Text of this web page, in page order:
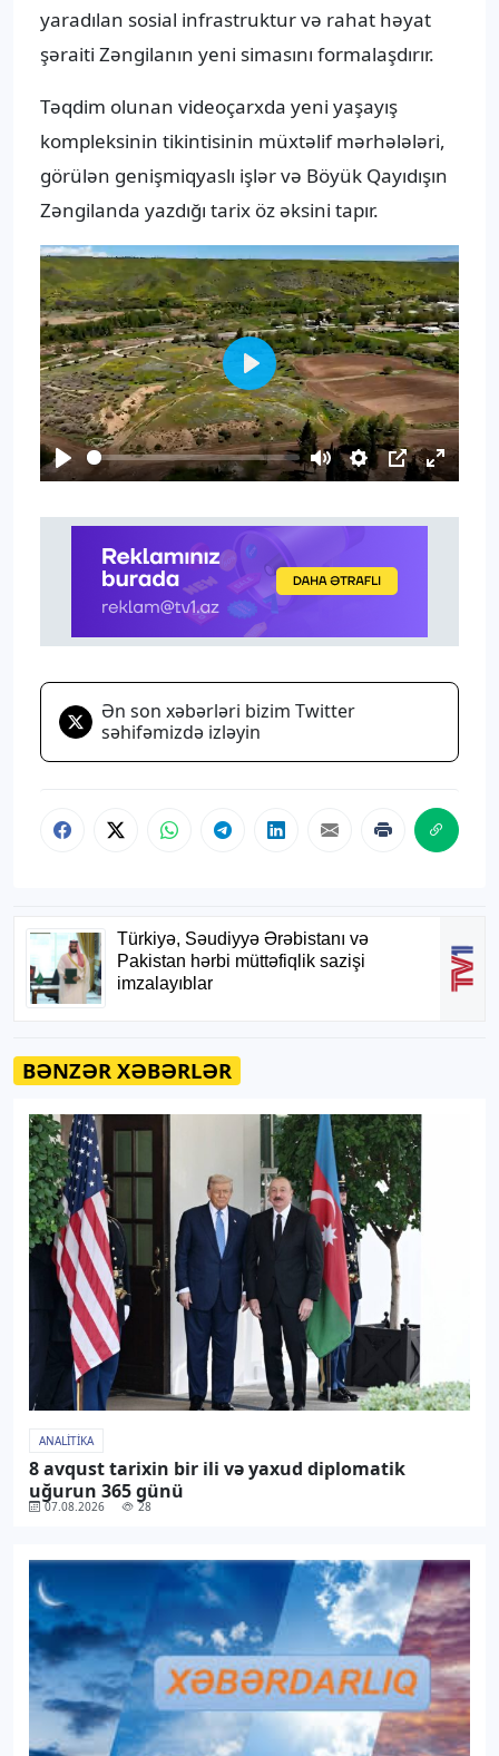
yaradılan sosial infrastruktur və rahat həyat
şəraiti Zəngilanın yeni simasını formalaşdırır.
Təqdim olunan videoçarxda yeni yaşayış
kompleksinin tikintisinin müxtəlif mərhələləri,
görülən genişmiqyaslı işlər və Böyük Qayıdışın
Zəngilanda yazdığı tarix öz əksini tapır.
Play MuteSettings
PIP Enter
Play
Ən son xəbərləri bizim Twitter
səhifəmizdə izləyin
BƏNZƏR XƏBƏRLƏR
ANALITIKA
8 avqust tarixin bir ili və yaxud diplomatik
uğurun 365 günü
07.08.2026 28